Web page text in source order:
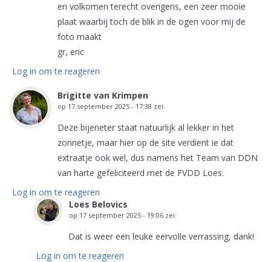
en volkomen terecht overigens, een zeer mooie
plaat waarbij toch de blik in de ogen voor mij de
foto maakt
gr, eric
Log in om te reageren
Brigitte van Krimpen
op 17 september 2025 - 17:38 zei:
Deze bijeneter staat natuurlijk al lekker in het
zonnetje, maar hier op de site verdient ie dat
extraatje ook wel, dus namens het Team van DDN
van harte gefeliciteerd met de FVDD Loes.
Log in om te reageren
Loes Belovics
op 17 september 2025 - 19:06 zei:
Dat is weer een leuke eervolle verrassing, dank!
Log in om te reageren